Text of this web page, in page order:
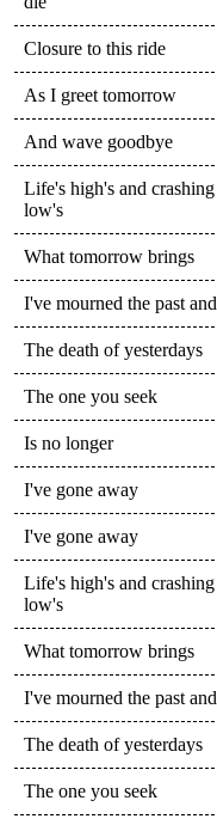
Closure to this ride
As I greet tomorrow
And wave goodbye
Life's high's and crashing
low's
What tomorrow brings
I've mourned the past and
The death of yesterdays
The one you seek
Is no longer
I've gone away
I've gone away
Life's high's and crashing
low's
What tomorrow brings
I've mourned the past and
The death of yesterdays
The one you seek